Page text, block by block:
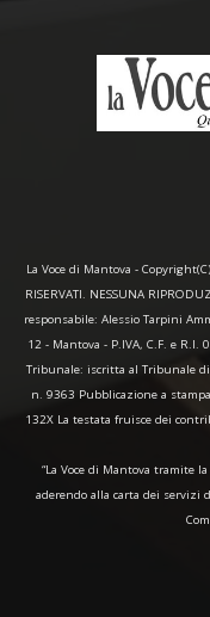
La Voce di Mantova -
RISERVATI. NESSUNA
responsabile: Alessio Tarpini
12 - Mantova - P.IVA, C.F. e
Tribunale: iscritta al Tribunale
n. 9363 Pubblicazione a
132X La testata fruisce dei
“La Voce di Mantova tramite
aderendo alla carta dei servizi